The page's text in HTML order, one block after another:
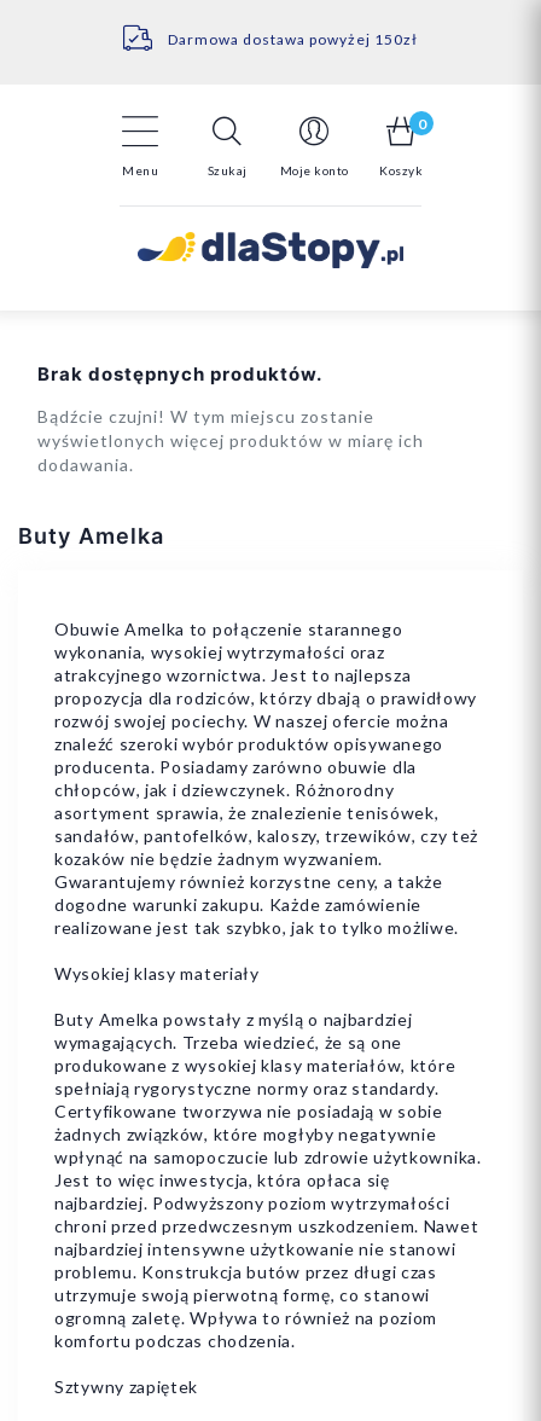
Darmowa dostawa powyżej 150zł
14 Dni na darmowy zwrot*
Menu Szukaj Moje konto
0
Koszyk
Buty Amelka
Obuwie Amelka to połączenie starannego
wykonania, wysokiej wytrzymałości oraz
atrakcyjnego wzornictwa. Jest to najlepsza
propozycja dla rodziców, którzy dbają o prawidłowy
rozwój swojej pociechy. W naszej ofercie można
znaleźć szeroki wybór produktów opisywanego
producenta. Posiadamy zarówno obuwie dla
chłopców, jak i dziewczynek. Różnorodny
asortyment sprawia, że znalezienie tenisówek,
sandałów, pantofelków, kaloszy, trzewików, czy też
kozaków nie będzie żadnym wyzwaniem.
Gwarantujemy również korzystne ceny, a także
dogodne warunki zakupu. Każde zamówienie
realizowane jest tak szybko, jak to tylko możliwe.
Wysokiej klasy materiały
Buty Amelka powstały z myślą o najbardziej
wymagających. Trzeba wiedzieć, że są one
produkowane z wysokiej klasy materiałów, które
spełniają rygorystyczne normy oraz standardy.
Certyfikowane tworzywa nie posiadają w sobie
żadnych związków, które mogłyby negatywnie
wpłynąć na samopoczucie lub zdrowie użytkownika.
Jest to więc inwestycja, która opłaca się
najbardziej. Podwyższony poziom wytrzymałości
chroni przed przedwczesnym uszkodzeniem. Nawet
najbardziej intensywne użytkowanie nie stanowi
problemu. Konstrukcja butów przez długi czas
utrzymuje swoją pierwotną formę, co stanowi
ogromną zaletę. Wpływa to również na poziom
komfortu podczas chodzenia.
Sztywny zapiętek
Brak dostępnych produktów.
Bądźcie czujni! W tym miejscu zostanie
wyświetlonych więcej produktów w miarę ich
dodawania.